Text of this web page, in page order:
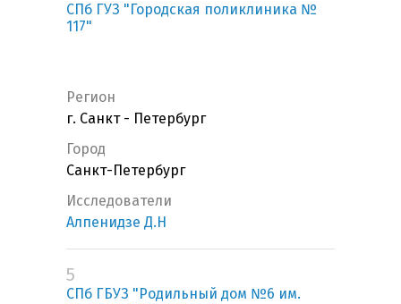
СПб ГУЗ "Городская поликлиника №
117"
Регион
г. Санкт - Петербург
Город
Санкт-Петербург
Исследователи
Алпенидзе Д.Н
5
СПб ГБУЗ "Родильный дом №6 им.